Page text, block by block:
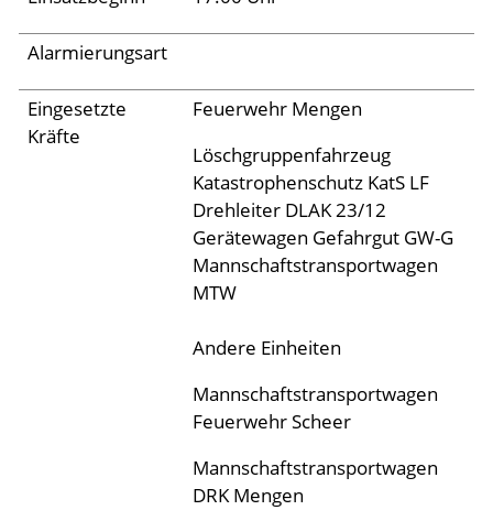
Aktuelles
Links
Alarmierungsart
Eingesetzte
Kräfte
Feuerwehr Mengen
Löschgruppenfahrzeug
Katastrophenschutz KatS LF
Drehleiter DLAK 23/12
Gerätewagen Gefahrgut GW-G
Mannschaftstransportwagen
MTW
Andere Einheiten
Mannschaftstransportwagen
Feuerwehr Scheer
Mannschaftstransportwagen
DRK Mengen